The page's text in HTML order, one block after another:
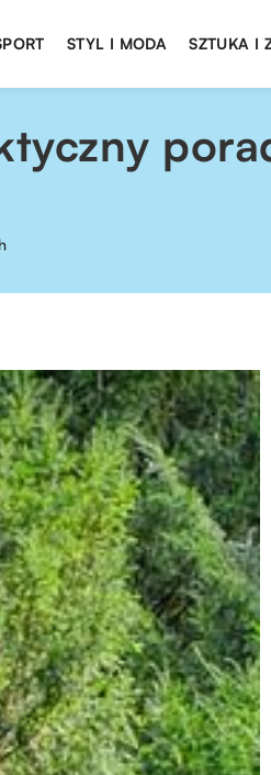
STYL I MODA SZTUKA I